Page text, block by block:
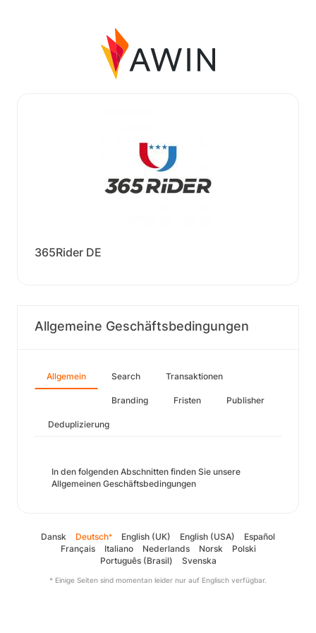
365Rider DE
Allgemeine Geschäftsbedingungen
Allgemein Search Transaktionen
Branding Fristen Publisher
Deduplizierung
In den folgenden Abschnitten finden Sie unsere
Allgemeinen Geschäftsbedingungen
Dansk Deutsch* English (UK) English (USA)
Español
Français
Italiano Nederlands Norsk
Polski
Português (Brasil)
Svenska
* Einige Seiten sind momentan leider nur auf Englisch verfügbar.